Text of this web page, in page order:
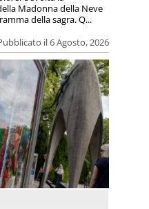
il 6 Agosto, 2026
Madonna della Neve
della sagra. Q...